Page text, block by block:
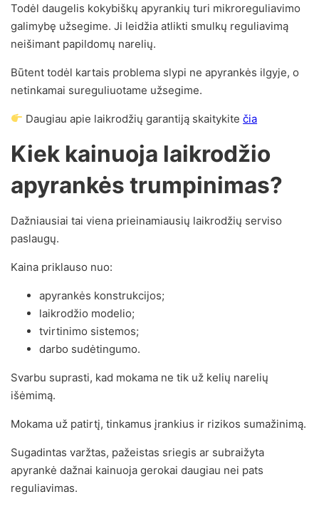
Todėl daugelis kokybiškų apyrankių turi mikroreguliavimo
galimybę užsegime. Ji leidžia atlikti smulkų reguliavimą
neišimant papildomų narelių.
Būtent todėl kartais problema slypi ne apyrankės ilgyje, o
netinkamai sureguliuotame užsegime.
Daugiau apie laikrodžių garantiją skaitykitečia
Kiek kainuoja laikrodžio
apyrankės trumpinimas?
Dažniausiai tai viena prieinamiausių laikrodžių serviso
paslaugų.
Kaina priklauso nuo:
apyrankės konstrukcijos;
laikrodžio modelio;
tvirtinimo sistemos;
darbo sudėtingumo.
Svarbu suprasti, kad mokama ne tik už kelių narelių
išėmimą.
Mokama už patirtį, tinkamus įrankius ir rizikos sumažinimą.
Sugadintas varžtas, pažeistas sriegis ar subraižyta
apyrankė dažnai kainuoja gerokai daugiau nei pats
reguliavimas.